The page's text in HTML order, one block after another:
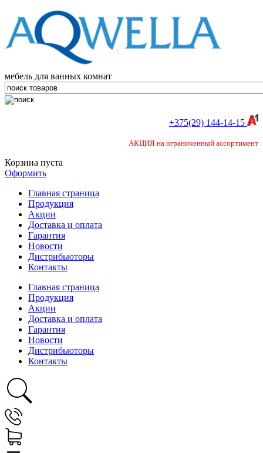
мебель для ванных комнат
+375(29) 144-14-15
АКЦИЯ на ограниченный ассортимент
Корзина пуста
Оформить
Главная страница
Продукция
Акции
Доставка и оплата
Гарантия
Новости
Дистрибьюторы
Контакты
Главная страница
Продукция
Акции
Доставка и оплата
Гарантия
Новости
Дистрибьюторы
Контакты